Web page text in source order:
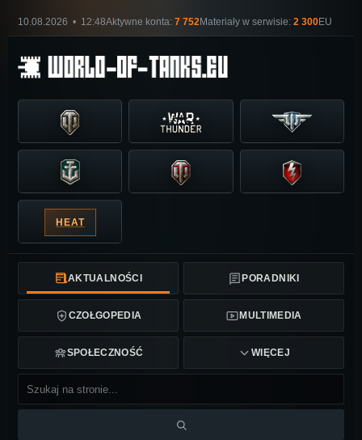
10.08.2026 • 12:48Aktywne konta: 7 752Materiały w serwisie: 2 300EU
HEAT
AKTUALNOŚCI PORADNIKI
CZOŁGOPEDIA MULTIMEDIA
SPOŁECZNOŚĆ WIĘCEJ